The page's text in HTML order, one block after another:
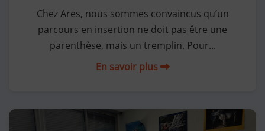
Chez Ares, nous sommes convaincus qu’un
parcours en insertion ne doit pas être une
parenthèse, mais un tremplin. Pour...
En savoir plus